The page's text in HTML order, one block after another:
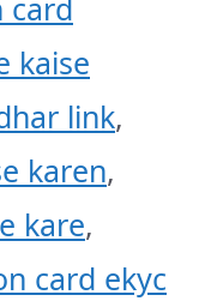
card
kaise
link,
karen,
kare,
card ekyc